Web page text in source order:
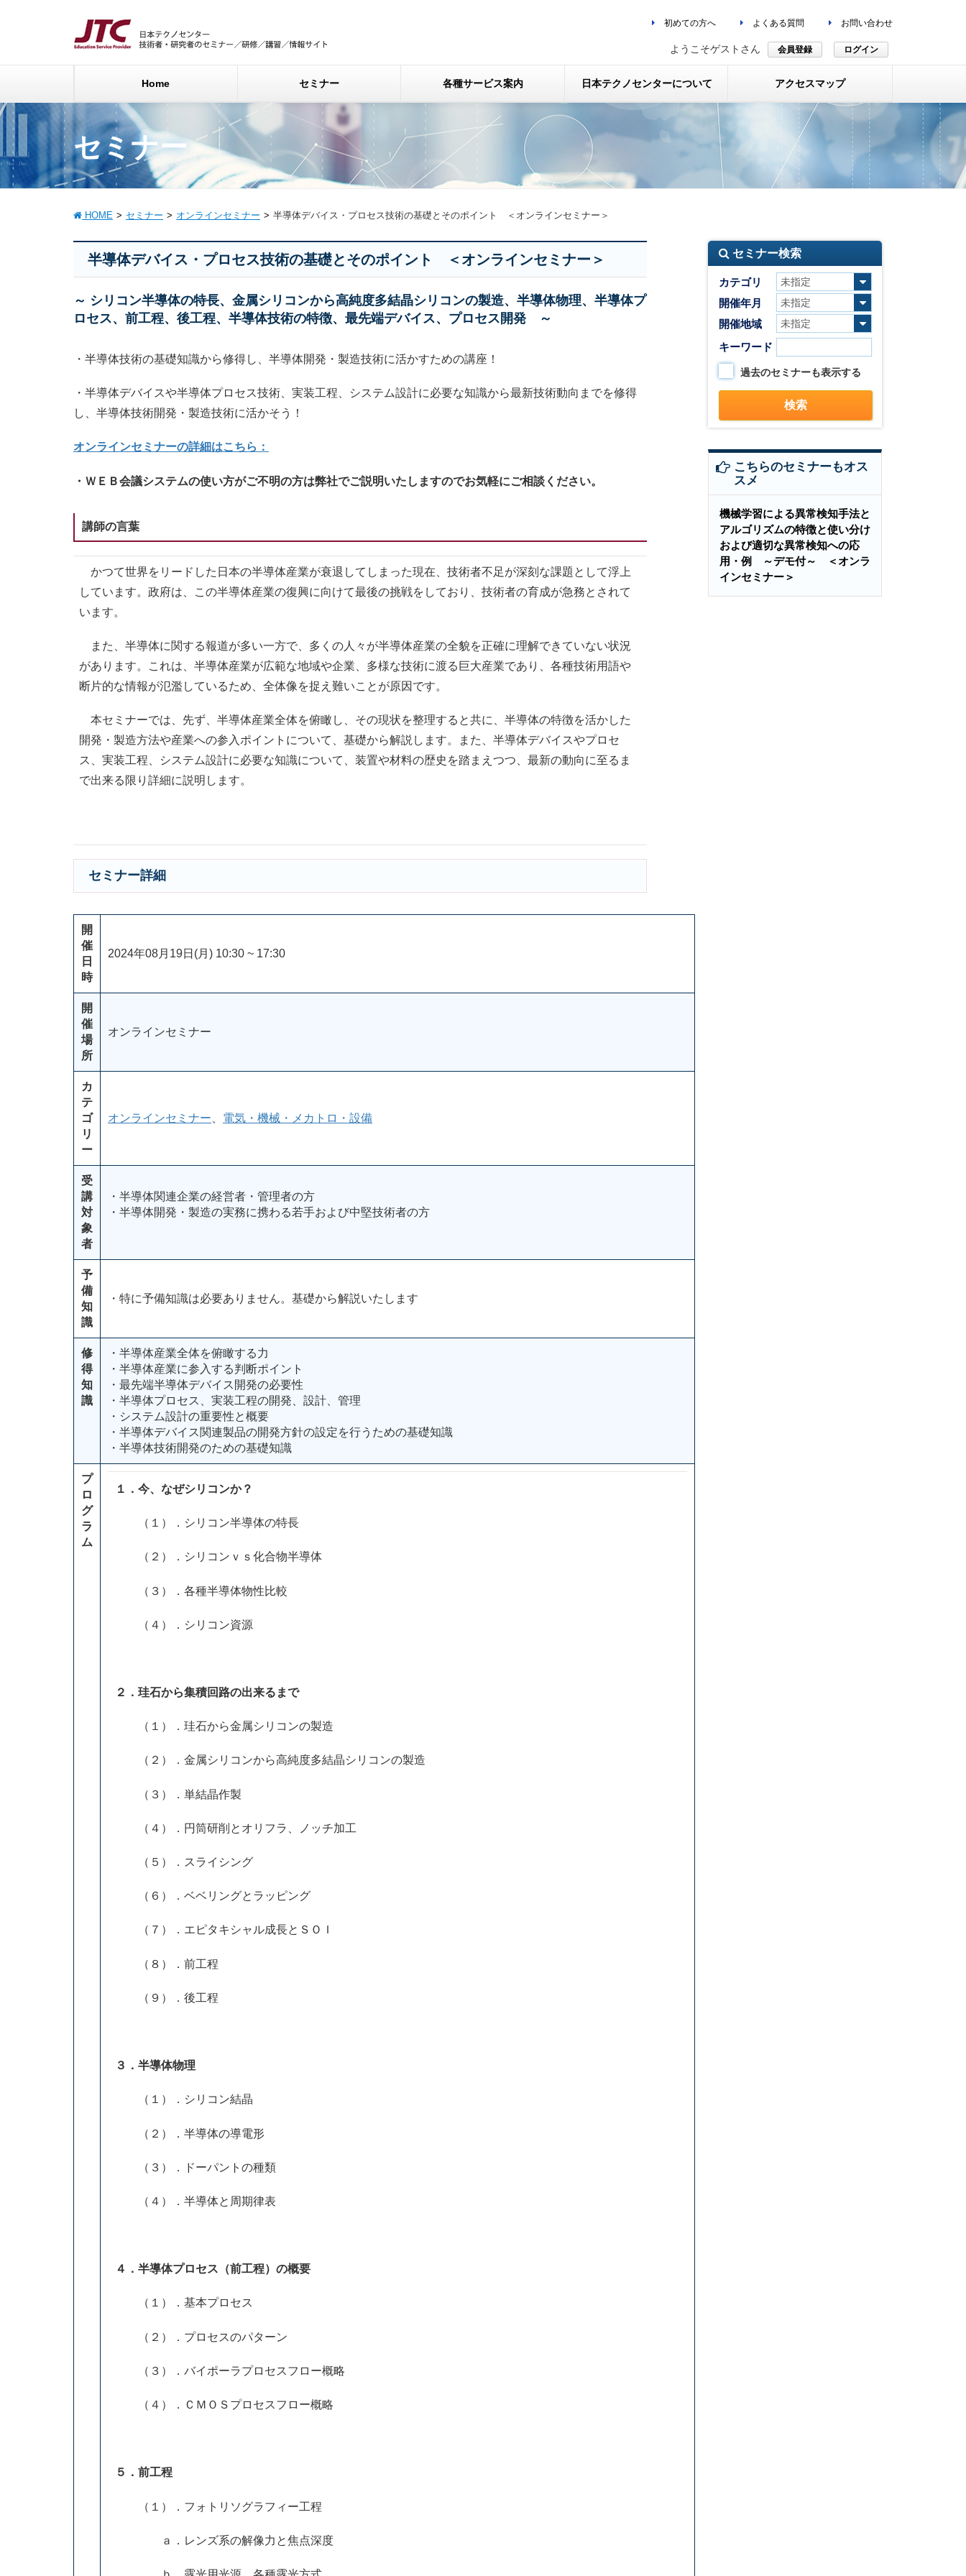
初めての方へ よくある質問 お問い合わせ
ようこそゲストさん 会員登録 ログイン
Home セミナー 各種サービス案内 日本テクノセンターについて アクセスマップ
セミナー
HOME セミナー オンラインセミナー 半導体デバイス・プロセス技術の基礎とそのポイント ＜オンラインセミナー＞
半導体デバイス・プロセス技術の基礎とそのポイント ＜オンラインセミナー＞
～ シリコン半導体の特長、金属シリコンから高純度多結晶シリコンの製造、半導体物理、半導体プ
ロセス、前工程、後工程、半導体技術の特徴、最先端デバイス、プロセス開発 ～
・半導体技術の基礎知識から修得し、半導体開発・製造技術に活かすための講座！
・半導体デバイスや半導体プロセス技術、実装工程、システム設計に必要な知識から最新技術動向までを修得
し、半導体技術開発・製造技術に活かそう！
オンラインセミナーの詳細はこちら：
・ＷＥＢ会議システムの使い方がご不明の方は弊社でご説明いたしますのでお気軽にご相談ください。
講師の言葉
かつて世界をリードした日本の半導体産業が衰退してしまった現在、技術者不足が深刻な課題として浮上
しています。政府は、この半導体産業の復興に向けて最後の挑戦をしており、技術者の育成が急務とされて
います。
また、半導体に関する報道が多い一方で、多くの人々が半導体産業の全貌を正確に理解できていない状況
があります。これは、半導体産業が広範な地域や企業、多様な技術に渡る巨大産業であり、各種技術用語や
断片的な情報が氾濫しているため、全体像を捉え難いことが原因です。
本セミナーでは、先ず、半導体産業全体を俯瞰し、その現状を整理すると共に、半導体の特徴を活かした
開発・製造方法や産業への参入ポイントについて、基礎から解説します。また、半導体デバイスやプロセ
ス、実装工程、システム設計に必要な知識について、装置や材料の歴史を踏まえつつ、最新の動向に至るま
で出来る限り詳細に説明します。
セミナー詳細
開
催
日
時
2024年08月19日(月) 10:30 ~ 17:30
開
催
場
所
オンラインセミナー
カ
テ
ゴ
リ
ー
オンラインセミナー 電気・機械・メカトロ・設備
受
講
対
象
者
・半導体関連企業の経営者・管理者の方
・半導体開発・製造の実務に携わる若手および中堅技術者の方
予
備
知
識
・特に予備知識は必要ありません。基礎から解説いたします
修
得
知
識
・半導体産業全体を俯瞰する力
・半導体産業に参入する判断ポイント
・最先端半導体デバイス開発の必要性
・半導体プロセス、実装工程の開発、設計、管理
・システム設計の重要性と概要
・半導体デバイス関連製品の開発方針の設定を行うための基礎知識
・半導体技術開発のための基礎知識
プ
ロ
グ
ラ
ム
１．今、なぜシリコンか？
（１）．シリコン半導体の特長
（２）．シリコンｖｓ化合物半導体
（３）．各種半導体物性比較
（４）．シリコン資源
２．珪石から集積回路の出来るまで
（１）．珪石から金属シリコンの製造
（２）．金属シリコンから高純度多結晶シリコンの製造
（３）．単結晶作製
（４）．円筒研削とオリフラ、ノッチ加工
（５）．スライシング
（６）．ベベリングとラッピング
（７）．エピタキシャル成長とＳＯＩ
（８）．前工程
（９）．後工程
３．半導体物理
（１）．シリコン結晶
（２）．半導体の導電形
（３）．ドーパントの種類
（４）．半導体と周期律表
４．半導体プロセス（前工程）の概要
（１）．基本プロセス
（２）．プロセスのパターン
（３）．バイポーラプロセスフロー概略
（４）．ＣＭＯＳプロセスフロー概略
５．前工程
（１）．フォトリソグラフィー工程
ａ．レンズ系の解像力と焦点深度
セミナー検索
カテゴリ
開催年月
開催地域
キーワード
過去のセミナーも表示する
こちらのセミナーもオス
スメ
機械学習による異常検知手法と
アルゴリズムの特徴と使い分け
および適切な異常検知への応
用・例 ～デモ付～ ＜オンラ
インセミナー＞